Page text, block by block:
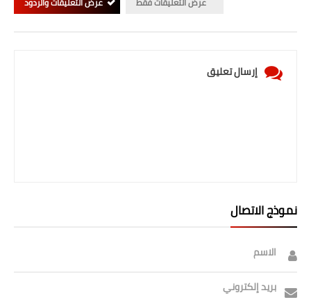
إرسال تعليق
نموذج الاتصال
الاسم
بريد إلكتروني